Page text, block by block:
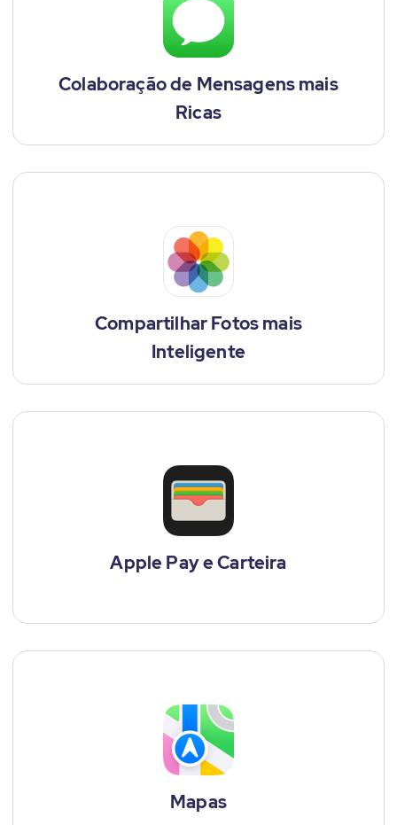
Colaboração de Mensagens mais
Ricas
Compartilhar Fotos mais
Inteligente
Apple Pay e Carteira
Mapas